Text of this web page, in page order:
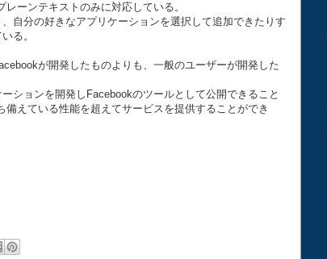
ーンテキストのみに対応している。
自分の好きなアプリケーションを選択して追加できたりす
る。
が開発したものよりも、一般のユーザーが開発した
ションを開発しFacebookのツールとして公開できること
備えている性能を超えてサービスを提供することができ